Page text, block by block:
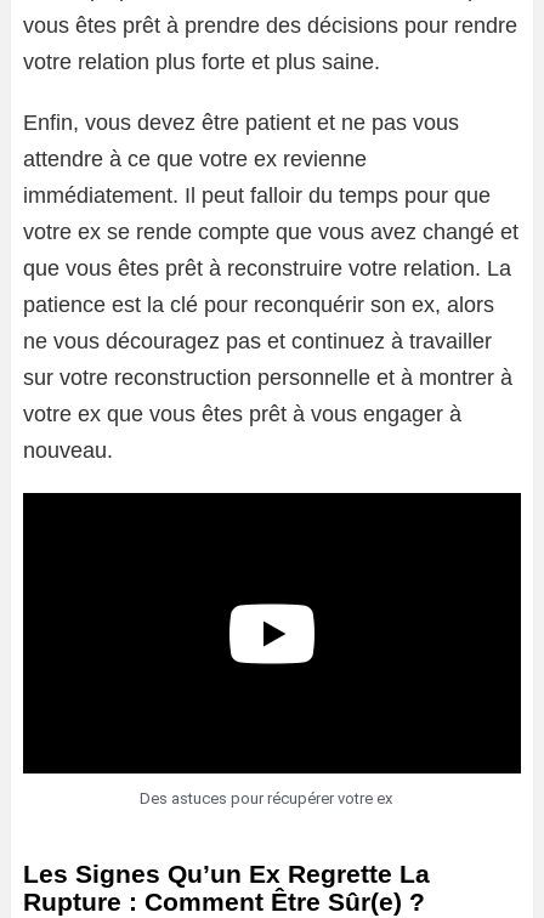
vous êtes prêt à prendre des décisions pour rendre
votre relation plus forte et plus saine.
Enfin, vous devez être patient et ne pas vous
attendre à ce que votre ex revienne
immédiatement. Il peut falloir du temps pour que
votre ex se rende compte que vous avez changé et
que vous êtes prêt à reconstruire votre relation. La
patience est la clé pour reconquérir son ex, alors
ne vous découragez pas et continuez à travailler
sur votre reconstruction personnelle et à montrer à
votre ex que vous êtes prêt à vous engager à
nouveau.
Des astuces pour récupérer votre ex
Les Signes Qu’un Ex Regrette La
Rupture : Comment Être Sûr(e) ?